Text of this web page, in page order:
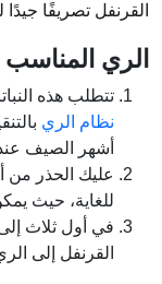
القرنفل تصريفًا
الري المناسب
تتطلب هذه
نظام الري
أشهر الصيف
عليك الحذر من
للغاية، حيث
في أول ثلاث
القرنفل إلى